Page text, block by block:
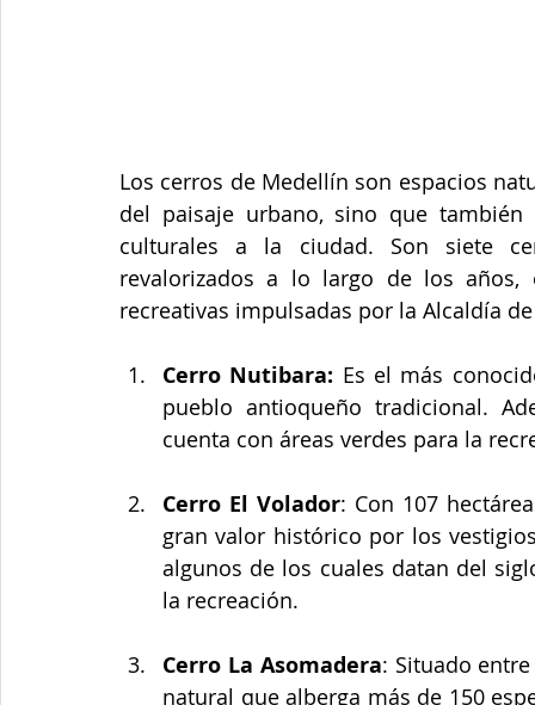
Los cerros de Medellín son espacios
del paisaje urbano, sino que
culturales a la ciudad. Son siete
revalorizados a lo largo de los años,
recreativas impulsadas por la Alcaldía
Cerro Nutibara: Es el más
pueblo antioqueño tradicional.
cuenta con áreas verdes para la
Cerro El Volador: Con 107
gran valor histórico por los
algunos de los cuales datan del
la recreación​.
Cerro La Asomadera: Situado
natural que alberga más de 150